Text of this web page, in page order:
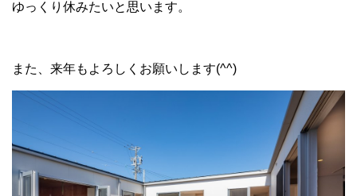
ゆっくり休みたいと思います。
また、来年もよろしくお願いします(^^)